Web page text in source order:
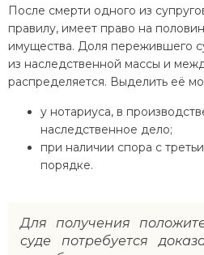
После смерти одного из
правилу, имеет право на
имущества. Доля пережившего
из наследственной массы и
распределяется. Выделить её
у нотариуса, в
наследственное дело;
при наличии спора с
порядке.
Для получения
суде потребуется